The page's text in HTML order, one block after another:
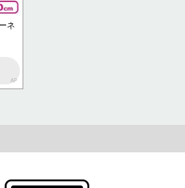
ネ
AP